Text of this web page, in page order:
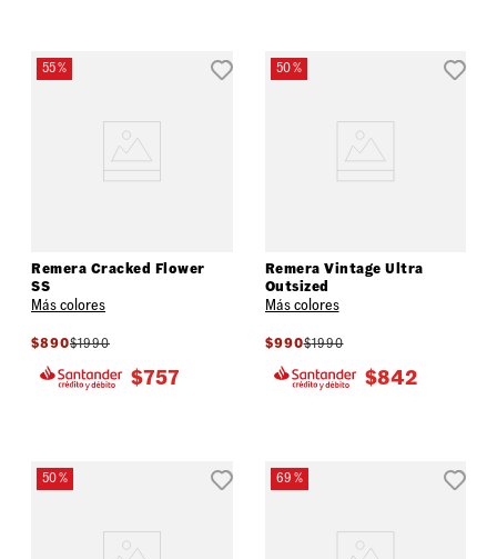
55 %
Remera Cracked Flower
SS
Más colores
$890$1990
$757
50 %
Remera Vintage Ultra
Outsized
Más colores
$990$1990
$842
50 % 69 %